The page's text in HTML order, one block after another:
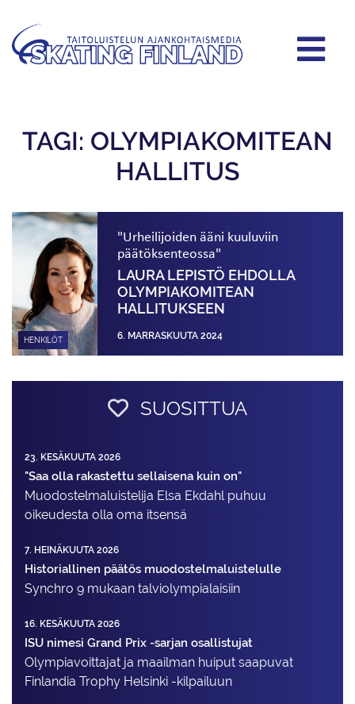
TAGI: OLYMPIAKOMITEAN
HALLITUS
HENKILÖT
"Urheilijoiden ääni kuuluviin
päätöksenteossa"
LAURA LEPISTÖ EHDOLLA
OLYMPIAKOMITEAN
HALLITUKSEEN
6. MARRASKUUTA 2024
SUOSITTUA
23. KESÄKUUTA 2026
"Saa olla rakastettu sellaisena kuin on"
Muodostelma­luistelija Elsa Ekdahl puhuu
oikeudesta olla oma itsensä
7. HEINÄKUUTA 2026
Historiallinen päätös muodostelmaluistelulle
Synchro 9 mukaan talviolympialaisiin
16. KESÄKUUTA 2026
ISU nimesi Grand Prix -sarjan osallistujat
Olympiavoittajat ja maailman huiput saapuvat
Finlandia Trophy Helsinki -kilpailuun